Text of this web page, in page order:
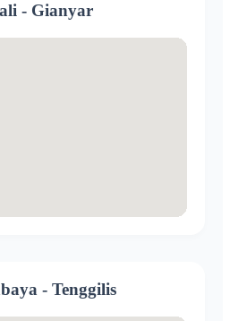
- Gianyar
- Tenggilis